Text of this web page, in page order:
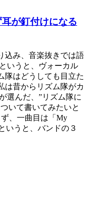
耳が釘付けになる
込み、音楽抜きでは語
いうと、ヴォーカル
隊はどうしても目立た
は昔からリズム隊がカ
選んだ、”リズム隊に
いて書いてみたいと
ず、一曲目は「My
いうと、バンドの３